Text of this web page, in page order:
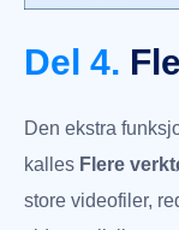
Del 4.
Den ekstra
kalles Flere
store videofiler,